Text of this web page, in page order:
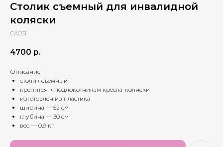
Столик съемный для инвалидной
коляски
CA051
4700 р.
Описание
столик съемный
крепится к подлокотникам кресла-коляски
изготовлен из пластика
ширина — 52 см
глубина — 30 см
вес — 0,9 кг